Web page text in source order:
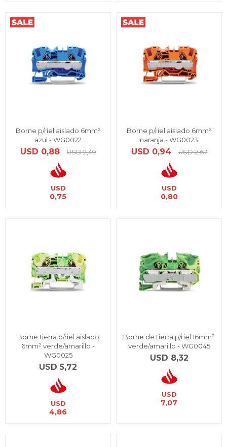
Borne p/riel aislado 6mm²
azul - WG0022
USD 0,88 USD 2,49
USD
0,75
Borne p/riel aislado 6mm²
naranja - WG0023
USD 0,94 USD 2,67
USD
0,80
Borne tierra p/riel aislado
6mm² verde/amarillo -
WG0025
USD 5,72
USD
4,86
Borne de tierra p/riel 16mm²
verde/amarillo - WG0045
USD 8,32
USD
7,07